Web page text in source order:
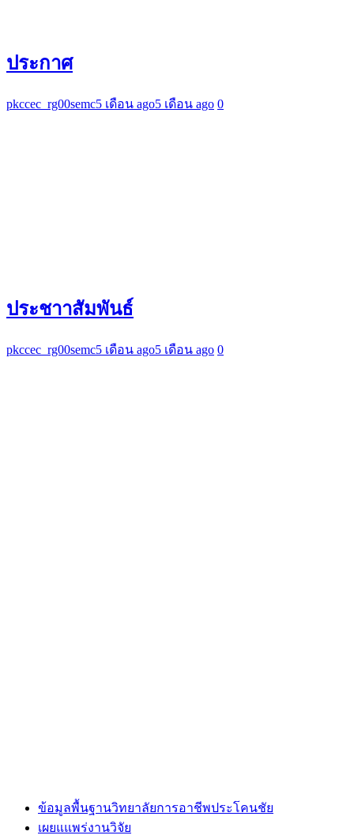
ประกาศ
pkccec_rg00semc5 เดือน ago5 เดือน ago 0
ประชาาสัมพันธ์
pkccec_rg00semc5 เดือน ago5 เดือน ago 0
ข้อมูลพื้นฐานวิทยาลัยการอาชีพประโคนชัย
เผยแแพร่งานวิจัย